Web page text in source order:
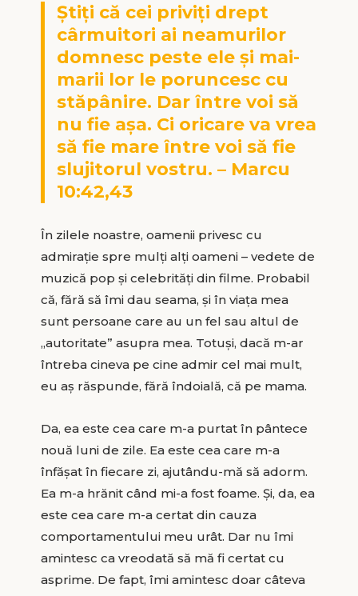
Ştiţi că cei priviţi drept
cârmuitori ai neamurilor
domnesc peste ele şi mai-
marii lor le poruncesc cu
stăpânire. Dar între voi să
nu fie aşa. Ci oricare va vrea
să fie mare între voi să fie
slujitorul vostru. – Marcu
10:42,43
În zilele noastre, oamenii privesc cu
admiraţie spre mulţi alţi oameni – vedete de
muzică pop şi celebrităţi din filme. Probabil
că, fără să îmi dau seama, şi în viaţa mea
sunt persoane care au un fel sau altul de
„autoritate” asupra mea. Totuşi, dacă m-ar
întreba cineva pe cine admir cel mai mult,
eu aş răspunde, fără îndoială, că pe mama.
Da, ea este cea care m-a purtat în pântece
nouă luni de zile. Ea este cea care m-a
înfăşat în fiecare zi, ajutându-mă să adorm.
Ea m-a hrănit când mi-a fost foame. Şi, da, ea
este cea care m-a certat din cauza
comportamentului meu urât. Dar nu îmi
amintesc ca vreodată să mă fi certat cu
asprime. De fapt, îmi amintesc doar câteva